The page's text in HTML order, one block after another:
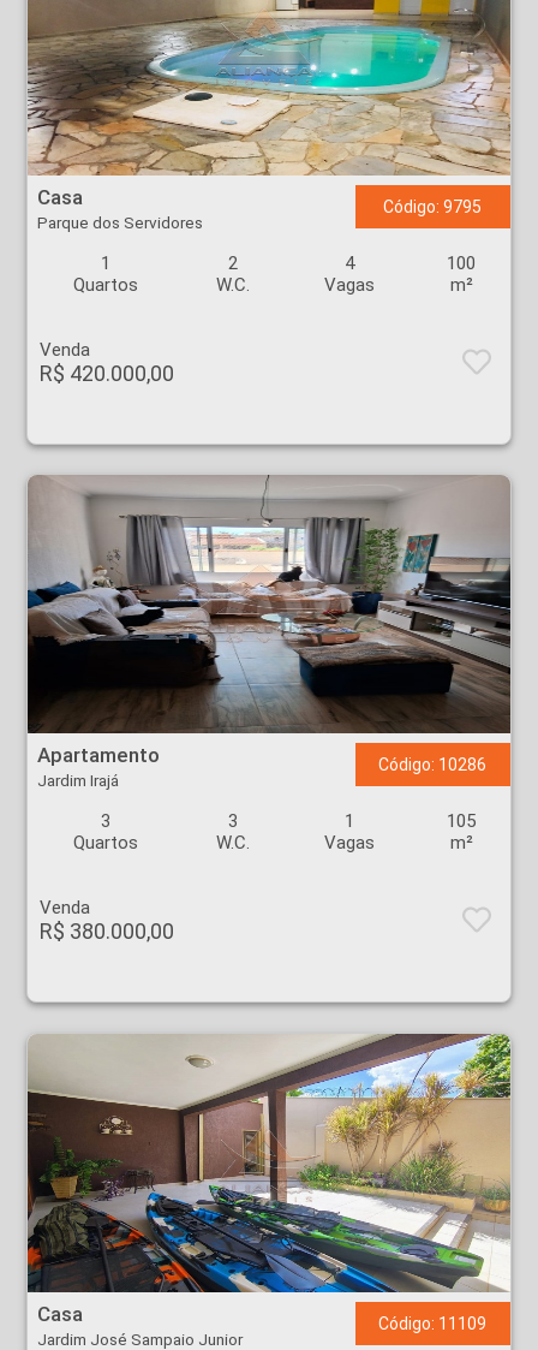
Casa - Parque dos Servidores - Ribeirão Preto
Casa
Parque dos Servidores
Código: 9795
1
Quartos
2
W.C.
4
Vagas
100
m²
Venda
R$ 420.000,00
Apartamento - Jardim Irajá - Ribeirão Preto
Apartamento
Jardim Irajá
Código: 10286
3
Quartos
3
W.C.
1
Vagas
105
m²
Venda
R$ 380.000,00
Casa - Jardim José Sampaio Junior - Ribeirão Preto
Casa
Jardim José Sampaio Junior
Código: 11109